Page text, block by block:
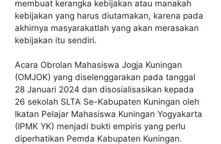
membuat kerangka kebijakan atau manakah
kebijakan yang harus diutamakan, karena pada
akhirnya masyarakatlah yang akan merasakan
kebijakan itu sendiri.
Acara Obrolan Mahasiswa Jogja Kuningan
(OMJOK) yang diselenggarakan pada tanggal
28 Januari 2024 dan disosialisasikan kepada
26 sekolah SLTA Se-Kabupaten Kuningan oleh
Ikatan Pelajar Mahasiswa Kuningan Yogyakarta
(IPMK YK) menjadi bukti empiris yang perlu
diperhatikan Pemda Kabupaten Kuningan.